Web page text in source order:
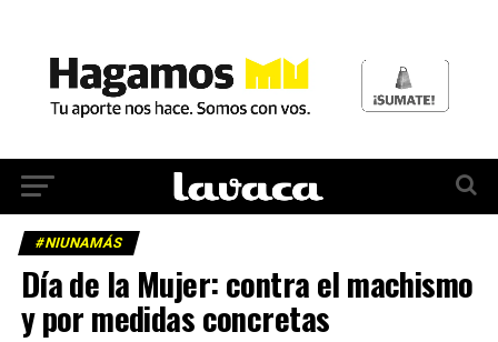
#NIUNAMÁS
Día de la Mujer: contra el machismo
y por medidas concretas